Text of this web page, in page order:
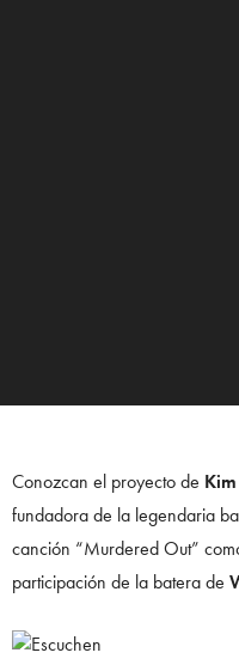
Conozcan el proyecto de
fundadora de la legendaria
canción “Murdered Out”
participación de la batera de